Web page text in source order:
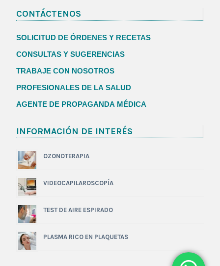
CONTÁCTENOS
SOLICITUD DE ÓRDENES Y RECETAS
CONSULTAS Y SUGERENCIAS
TRABAJE CON NOSOTROS
PROFESIONALES DE LA SALUD
AGENTE DE PROPAGANDA MÉDICA
INFORMACIÓN DE INTERÉS
OZONOTERAPIA
VIDEOCAPILAROSCOPÍA
TEST DE AIRE ESPIRADO
PLASMA RICO EN PLAQUETAS